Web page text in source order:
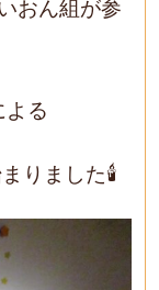
おん組が参
よる
りました🕯